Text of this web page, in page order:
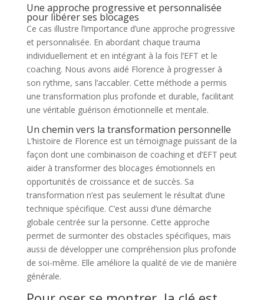
Une approche progressive et personnalisée
pour libérer ses blocages
Ce cas illustre l’importance d’une approche progressive
et personnalisée. En abordant chaque trauma
individuellement et en intégrant à la fois l’EFT et le
coaching. Nous avons aidé Florence à progresser à
son rythme, sans l’accabler. Cette méthode a permis
une transformation plus profonde et durable, facilitant
une véritable guérison émotionnelle et mentale.
Un chemin vers la transformation personnelle
L’histoire de Florence est un témoignage puissant de la
façon dont une combinaison de coaching et d’EFT peut
aider à transformer des blocages émotionnels en
opportunités de croissance et de succès. Sa
transformation n’est pas seulement le résultat d’une
technique spécifique. C’est aussi d’une démarche
globale centrée sur la personne. Cette approche
permet de surmonter des obstacles spécifiques, mais
aussi de développer une compréhension plus profonde
de soi-même. Elle améliore la qualité de vie de manière
générale.